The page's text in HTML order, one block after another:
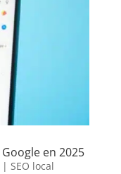
en 2025
SEO local